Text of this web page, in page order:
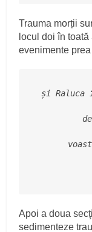
Trauma morții
locul doi în
evenimente
și Raluca
Apoi a doua
sedimenteze